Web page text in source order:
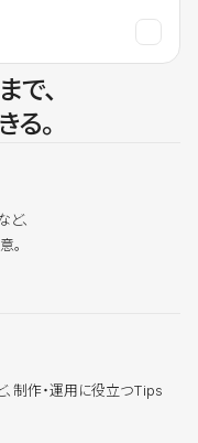
で、
る。
、
。
、制作・運用に役立つTips